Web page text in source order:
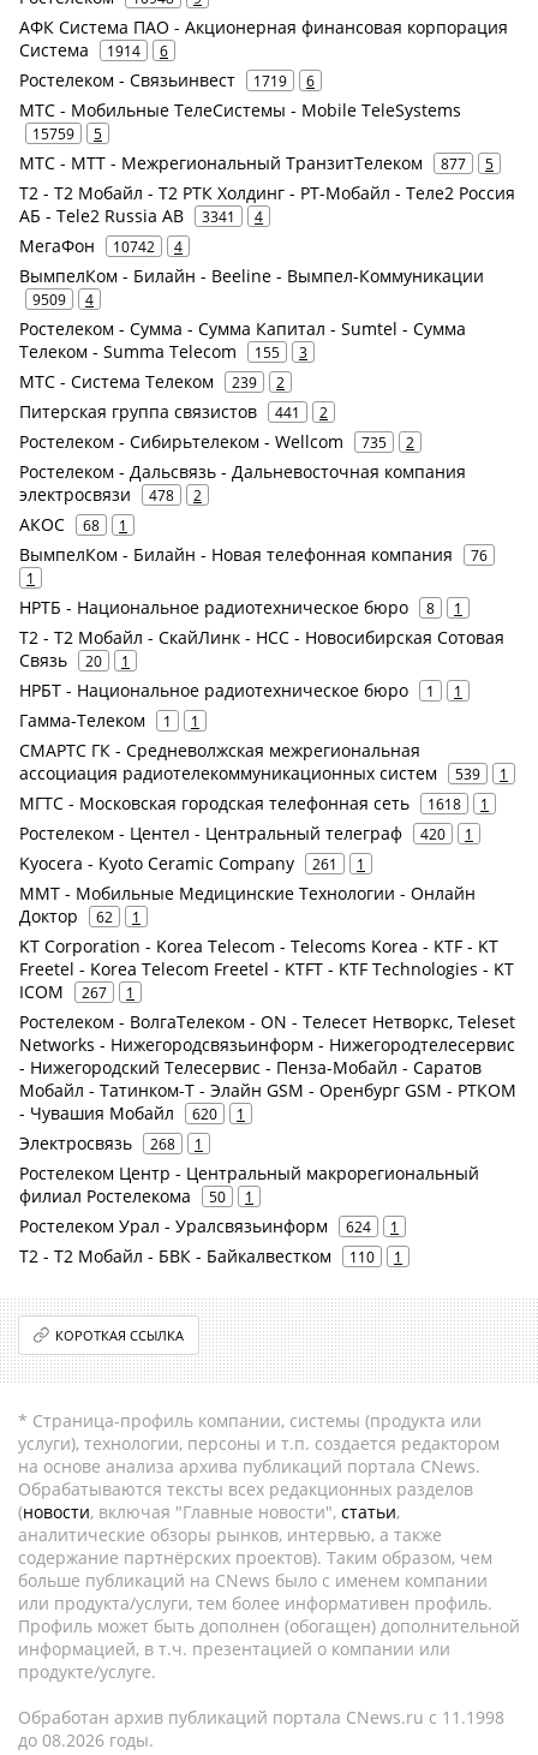
АФК Система ПАО - Акционерная финансовая корпорация
Система
1914 6
Ростелеком - Связьинвест 1719 6
МТС - Мобильные ТелеСистемы - Mobile TeleSystems
15759 5
МТС - МТТ - Межрегиональный ТранзитТелеком 877 5
Т2 - Т2 Мобайл - Т2 РТК Холдинг - РТ-Мобайл - Теле2 Россия
АБ - Tele2 Russia AB
3341 4
МегаФон 10742 4
ВымпелКом - Билайн - Beeline - Вымпел-Коммуникации
9509 4
Ростелеком - Сумма - Сумма Капитал - Sumtel - Сумма
Телеком - Summa Telecom
155 3
МТС - Система Телеком 239 2
Питерская группа связистов 441 2
Ростелеком - Сибирьтелеком - Wellcom 735 2
Ростелеком - Дальсвязь - Дальневосточная компания
электросвязи
478 2
АКОС 68 1
ВымпелКом - Билайн - Новая телефонная компания
76
1
НРТБ - Национальное радиотехническое бюро 8 1
Т2 - Т2 Мобайл - СкайЛинк - НСС - Новосибирская Сотовая
Связь
20 1
НРБТ - Национальное радиотехническое бюро 1 1
Гамма-Телеком 1 1
СМАРТС ГК - Средневолжская межрегиональная
ассоциация радиотелекоммуникационных систем
539 1
МГТС - Московская городская телефонная сеть 1618 1
Ростелеком - Центел - Центральный телеграф 420 1
Kyocera - Kyoto Ceramic Company 261 1
ММТ - Мобильные Медицинские Технологии - Онлайн
Доктор
62 1
KT Corporation - Korea Telecom - Telecoms Korea - KTF - KT
Freetel - Korea Telecom Freetel - KTFT - KTF Technologies - KT
ICOM
267 1
Ростелеком - ВолгаТелеком - ON - Телесет Нетворкс, Teleset
Networks - Нижегородсвязьинформ - Нижегородтелесервис
- Нижегородский Телесервис - Пенза-Мобайл - Саратов
Мобайл - Татинком-Т - Элайн GSM - Оренбург GSM - РТКОМ
- Чувашия Мобайл
620 1
Электросвязь 268 1
Ростелеком Центр - Центральный макрорегиональный
филиал Ростелекома
50 1
Ростелеком Урал - Уралсвязьинформ 624 1
Т2 - Т2 Мобайл - БВК - Байкалвестком 110 1
КОРОТКАЯ ССЫЛКА
* Страница-профиль компании, системы (продукта или
услуги), технологии, персоны и т.п. создается редактором
на основе анализа архива публикаций портала CNews.
Обрабатываются тексты всех редакционных разделов
(новости, включая "Главные новости", статьи,
аналитические обзоры рынков, интервью, а также
содержание партнёрских проектов). Таким образом, чем
больше публикаций на CNews было с именем компании
или продукта/услуги, тем более информативен профиль.
Профиль может быть дополнен (обогащен) дополнительной
информацией, в т.ч. презентацией о компании или
продукте/услуге.
Обработан архив публикаций портала CNews.ru c 11.1998
до 08.2026 годы.